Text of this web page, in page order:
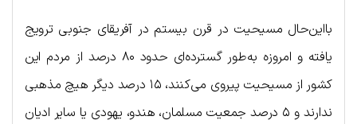
بااین‌حال مسیحیت در قرن بیستم در آفریقای جنوبی ترویج
یافته و امروزه به‌طور گسترده‌ای حدود ۸۰ درصد از مردم این
کشور از مسیحیت پیروی می‌کنند، ۱۵ درصد دیگر هیچ مذهبی
ندارند و ۵ درصد جمعیت مسلمان، هندو، یهودی یا سایر ادیان